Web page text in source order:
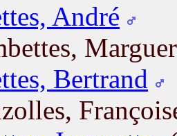
André
Bertrand